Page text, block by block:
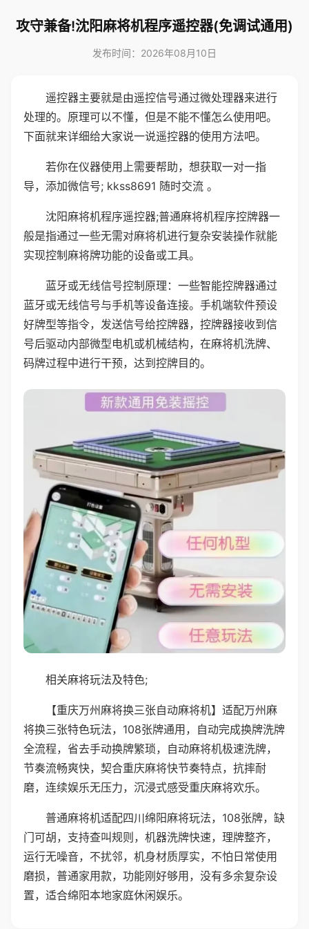
攻守兼备!沈阳麻将机程序遥控器(免调试通用)
发布时间：2026年08月10日
遥控器主要就是由遥控信号通过微处理器来进行
处理的。原理可以不懂，但是不能不懂怎么使用吧。
下面就来详细给大家说一说遥控器的使用方法吧。
若你在仪器使用上需要帮助，想获取一对一指
导，添加微信号; kkss8691 随时交流 。
沈阳麻将机程序遥控器;普通麻将机程序控牌器一
般是指通过一些无需对麻将机进行复杂安装操作就能
实现控制麻将牌功能的设备或工具。
蓝牙或无线信号控制原理：一些智能控牌器通过
蓝牙或无线信号与手机等设备连接。手机端软件预设
好牌型等指令，发送信号给控牌器，控牌器接收到信
号后驱动内部微型电机或机械结构，在麻将机洗牌、
码牌过程中进行干预，达到控牌目的。
相关麻将玩法及特色;
【重庆万州麻将换三张自动麻将机】适配万州麻
将换三张特色玩法，108张牌通用，自动完成换牌洗牌
全流程，省去手动换牌繁琐，自动麻将机极速洗牌，
节奏流畅爽快，契合重庆麻将快节奏特点，抗摔耐
磨，连续娱乐无压力，沉浸式感受重庆麻将欢乐。
普通麻将机适配四川绵阳麻将玩法，108张牌，缺
门可胡，支持查叫规则，机器洗牌快速，理牌整齐，
运行无噪音，不扰邻，机身材质厚实，不怕日常使用
磨损，普通家用款，功能刚好够用，没有多余复杂设
置，适合绵阳本地家庭休闲娱乐。